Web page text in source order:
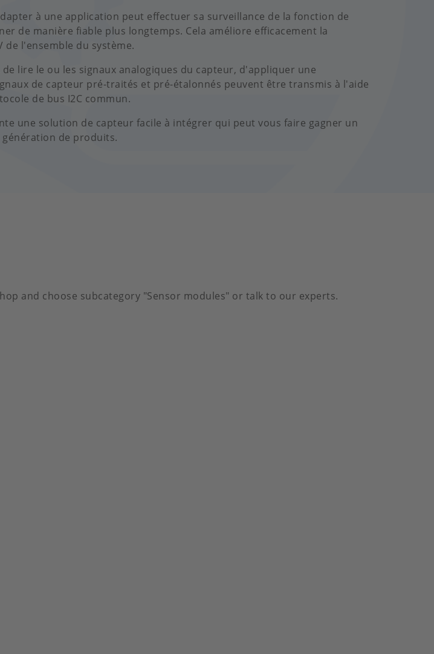
à une application peut effectuer sa surveillance de la fonction de
de manière fiable plus longtemps. Cela améliore efficacement la
l'ensemble du système.
lire le ou les signaux analogiques du capteur, d'appliquer une
de capteur pré-traités et pré-étalonnés peuvent être transmis à l'aide
de bus I2C commun.
une solution de capteur facile à intégrer qui peut vous faire gagner un
de produits.
and choose subcategory "Sensor modules" or talk to our experts.